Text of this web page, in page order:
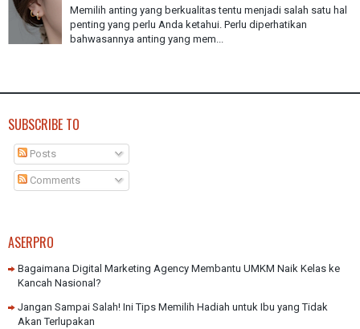
Memilih anting yang berkualitas tentu menjadi salah satu hal
penting yang perlu Anda ketahui. Perlu diperhatikan
bahwasannya anting yang mem...
SUBSCRIBE TO
Posts
Comments
ASERPRO
Bagaimana Digital Marketing Agency Membantu UMKM Naik Kelas ke
Kancah Nasional?
Jangan Sampai Salah! Ini Tips Memilih Hadiah untuk Ibu yang Tidak
Akan Terlupakan